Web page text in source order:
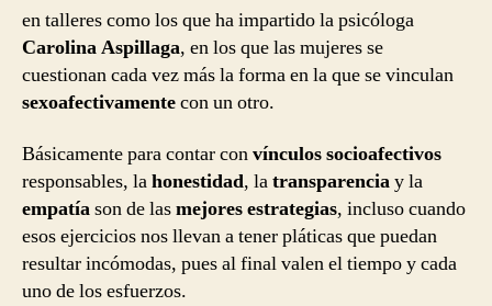
en talleres como los que ha impartido la psicóloga
Carolina Aspillaga, en los que las mujeres se
cuestionan cada vez más la forma en la que se vinculan
sexoafectivamentecon un otro.
Básicamente para contar convínculos socioafectivos
responsables, lahonestidad, latransparenciay la
empatíason de lasmejores estrategias, incluso cuando
esos ejercicios nos llevan a tener pláticas que puedan
resultar incómodas, pues al final valen el tiempo y cada
uno de los esfuerzos.